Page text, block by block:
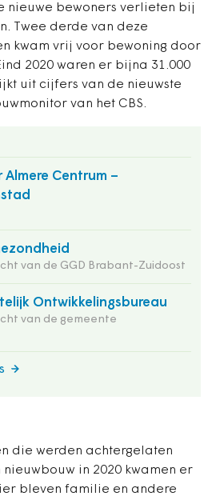
nieuwe bewoners verlieten bij
Twee derde van deze
kwam vrij voor bewoning door
2020 waren er bijna 31.000
uit cijfers van de nieuwste
van het CBS.
Almere Centrum –
van de GGD Brabant-Zuidoost
Ontwikkelingsbureau
van de gemeente
die werden achtergelaten
in 2020 kwamen er
bleven familie en andere